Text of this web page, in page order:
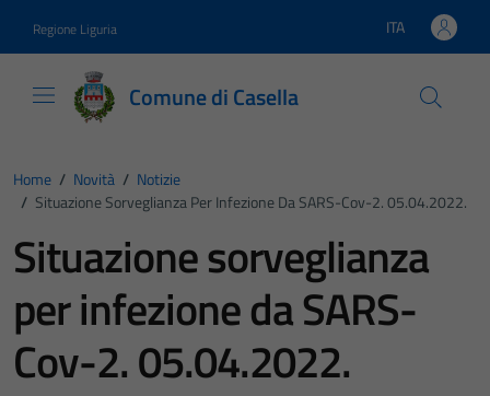
Regione Liguria Lingua attiva:
ITA
Comune di Casella
Home / Novità / Notizie
/ Situazione Sorveglianza Per Infezione Da SARS-Cov-2. 05.04.2022.
Situazione sorveglianza
per infezione da SARS-
Cov-2. 05.04.2022.